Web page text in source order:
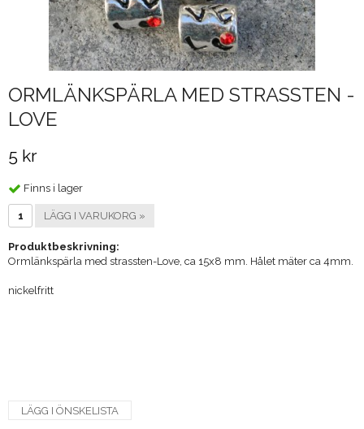
ORMLÄNKSPÄRLA MED STRASSTEN -
LOVE
5 kr
Finns i lager
LÄGG I VARUKORG »
Produktbeskrivning:
Ormlänkspärla med strassten-Love, ca 15x8 mm. Hålet mäter ca 4mm.
nickelfritt
LÄGG I ÖNSKELISTA